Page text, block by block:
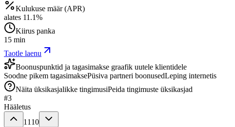
Kulukuse määr (APR)
alates 11.1%
Kiirus panka
15 min
Taotle laenu
Boonuspunktid ja tagasimakse graafik uutele klientidele
Soodne pikem tagasimaksePüsiva partneri boonusedLeping internetis
Näita üksikasjalikke tingimusiPeida tingimuste üksikasjad
#3
Hääletus
1110